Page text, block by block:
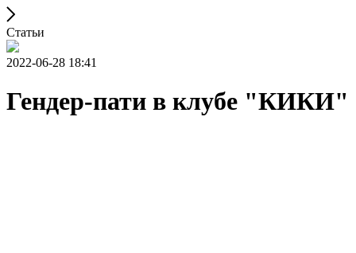
Статьи
2022-06-28 18:41
Гендер-пати в клубе "КИКИ"